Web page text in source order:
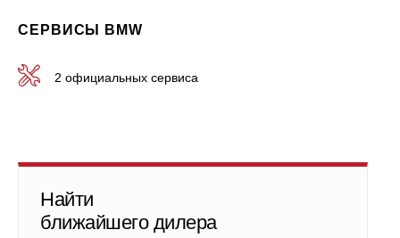
СЕРВИСЫ BMW
2 официальных сервиса
Найти
ближайшего дилера